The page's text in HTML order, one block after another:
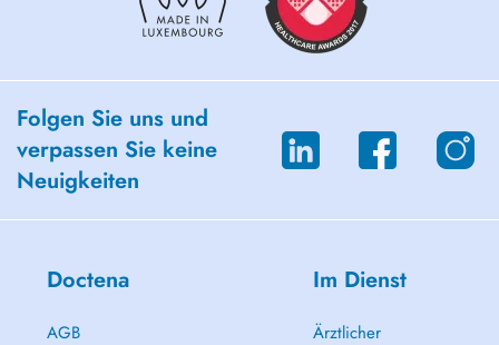
Folgen Sie uns und
verpassen Sie keine
Neuigkeiten
Doctena
AGB
Im Dienst
Ärztlicher